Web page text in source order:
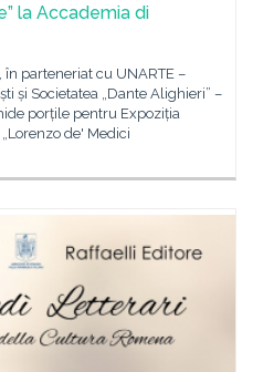
la Accademia di
parteneriat cu UNARTE –
și Societatea „Dante Alighieri” –
porțile pentru Expoziția
de' Medici